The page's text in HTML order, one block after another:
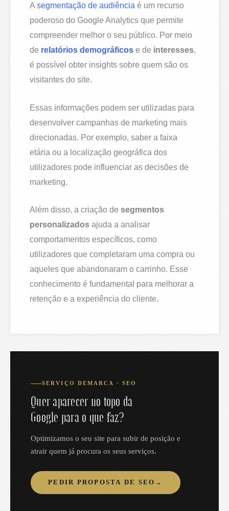
Asegmentação de audiência é um recurso
poderoso do Google Analytics que permite
compreender melhor o seu público. Por meio
de relatórios demográficos e de interesses,
é possível obter insights sobre quem são os
visitantes do site.
Essas informações podem ser utilizadas para
desenvolver campanhas de marketing mais
direcionadas. Por exemplo, saber a faixa
etária ou a localização geográfica dos
utilizadores pode influenciar as decisões de
marketing.
Além disso, a criação desegmentos
personalizados ajuda a analisar
comportamentos específicos, como
utilizadores que completaram uma compra ou
aqueles que abandonaram o carrinho. Esse
conhecimento é fundamental para melhorar a
retenção e a experiência do cliente.
SERVIÇO DEMARCA · SEO
Quer aparecer no topo da
Google para o que faz?
Optimizamos o seu site para subir de posição e
atrair quem já procura os seus serviços.
PEDIR PROPOSTA DE SEO →